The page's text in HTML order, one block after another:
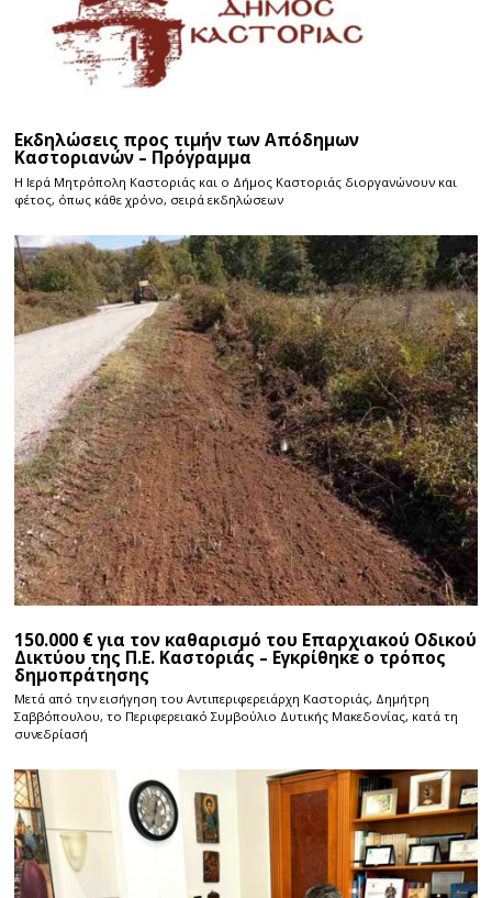
Εκδηλώσεις προς τιμήν των Απόδημων
Καστοριανών – Πρόγραμμα
Η Ιερά Μητρόπολη Καστοριάς και ο Δήμος Καστοριάς διοργανώνουν και
φέτος, όπως κάθε χρόνο, σειρά εκδηλώσεων
150.000 € για τον καθαρισμό του Επαρχιακού Οδικού
Δικτύου της Π.Ε. Καστοριάς – Εγκρίθηκε ο τρόπος
δημοπράτησης
Μετά από την εισήγηση του Αντιπεριφερειάρχη Καστοριάς, Δημήτρη
Σαββόπουλου, το Περιφερειακό Συμβούλιο Δυτικής Μακεδονίας, κατά τη
συνεδρίασή